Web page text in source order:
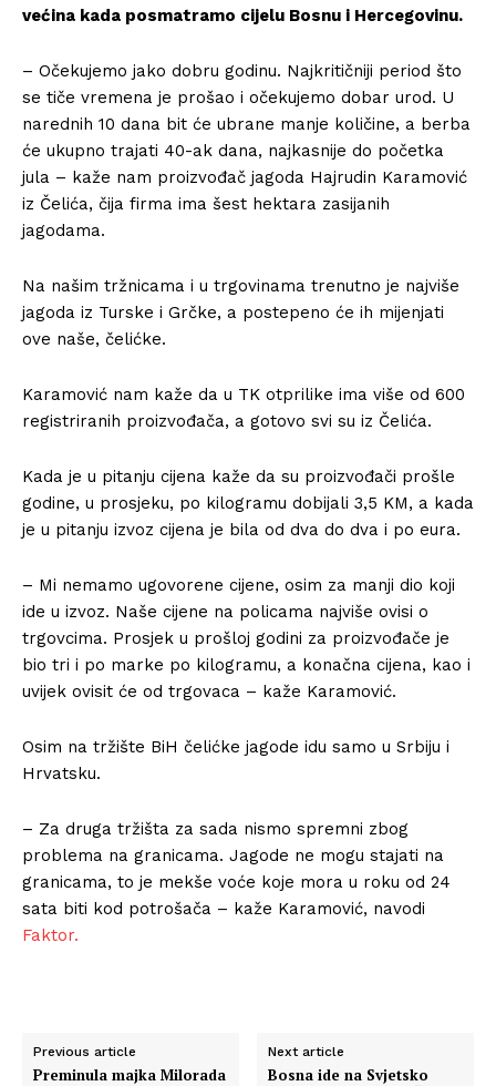
većina kada posmatramo cijelu Bosnu i Hercegovinu.
– Očekujemo jako dobru godinu. Najkritičniji period što
se tiče vremena je prošao i očekujemo dobar urod. U
narednih 10 dana bit će ubrane manje količine, a berba
će ukupno trajati 40-ak dana, najkasnije do početka
jula – kaže nam proizvođač jagoda Hajrudin Karamović
iz Čelića, čija firma ima šest hektara zasijanih
jagodama.
Na našim tržnicama i u trgovinama trenutno je najviše
jagoda iz Turske i Grčke, a postepeno će ih mijenjati
ove naše, čelićke.
Karamović nam kaže da u TK otprilike ima više od 600
registriranih proizvođača, a gotovo svi su iz Čelića.
Kada je u pitanju cijena kaže da su proizvođači prošle
godine, u prosjeku, po kilogramu dobijali 3,5 KM, a kada
je u pitanju izvoz cijena je bila od dva do dva i po eura.
– Mi nemamo ugovorene cijene, osim za manji dio koji
ide u izvoz. Naše cijene na policama najviše ovisi o
trgovcima. Prosjek u prošloj godini za proizvođače je
bio tri i po marke po kilogramu, a konačna cijena, kao i
uvijek ovisit će od trgovaca – kaže Karamović.
Osim na tržište BiH čelićke jagode idu samo u Srbiju i
Hrvatsku.
– Za druga tržišta za sada nismo spremni zbog
problema na granicama. Jagode ne mogu stajati na
granicama, to je mekše voće koje mora u roku od 24
sata biti kod potrošača – kaže Karamović, navodi
Faktor.
Previous article
Preminula majka Milorada
Next article
Bosna ide na Svjetsko